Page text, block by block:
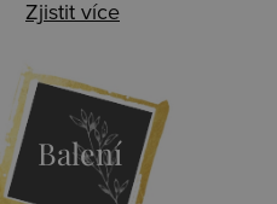
Zjistit více
Balení